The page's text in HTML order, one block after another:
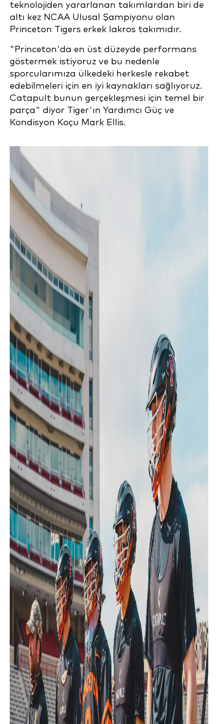
teknolojiden yararlanan takımlardan biri de
altı kez NCAA Ulusal Şampiyonu olan
Princeton Tigers erkek lakros takımıdır.
"Princeton'da en üst düzeyde performans
göstermek istiyoruz ve bu nedenle
sporcularımıza ülkedeki herkesle rekabet
edebilmeleri için en iyi kaynakları sağlıyoruz.
Catapult bunun gerçekleşmesi için temel bir
parça" diyor Tiger'ın Yardımcı Güç ve
Kondisyon Koçu Mark Ellis.